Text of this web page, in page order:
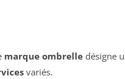
marque ombrelledésigne
variés.